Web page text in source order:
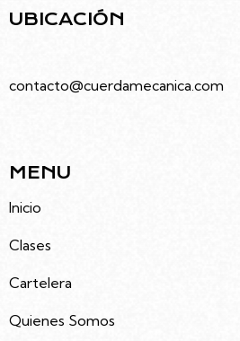
UBICACIÓN
contacto@cuerdamecanica.com
MENU
Inicio
Clases
Cartelera
Quienes Somos